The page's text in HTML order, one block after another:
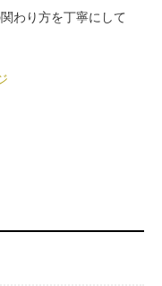
わり方を丁寧にして